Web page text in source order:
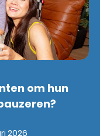
om hun
2026